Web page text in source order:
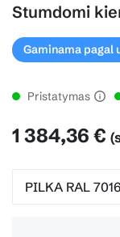
Stumdomi
Gaminama pagal
Pristatymas
1 384,36 €